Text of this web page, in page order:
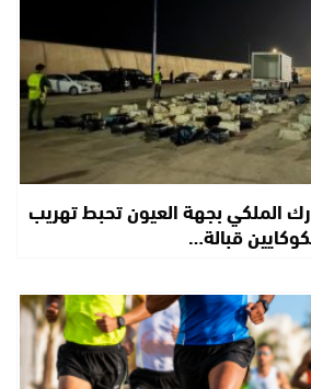
الملكي بجهة العيون تحبط تهريب